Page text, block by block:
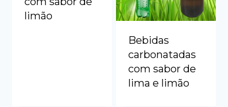
limão
Bebidas
carbonatadas
com sabor de
lima e limão